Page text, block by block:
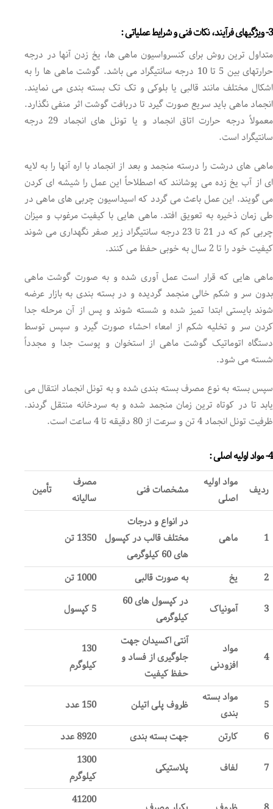
3- ویژگیهای فرآیند، نکات فنی و شرایط عملیاتی :
متداول ترین روش برای کنسرواسیون ماهی ها، یخ زدن آنها در درجه
حرارتهای بین 5 تا 10 درجه سانتیگراد می باشد. گوشت ماهی ها را به
اشکال مختلف مانند قالبی یا بلوکی و تک تک بسته بندی می نمایند.
انجماد ماهی باید سریع صورت گیرد تا دربافت گوشت اثر منفی نگذارد.
معمولاً درجه حرارت اتاق انجماد و یا تونل های انجماد 29 درجه
سانتیگراد است.
ماهی های درشت را درسته منجمد و بعد از انجماد با اره آنها را به لایه
ای از آب یخ زده می پوشانند که اصطلاحاً این عمل را شیشه ای کردن
می گویند. این عمل باعث می گردد که اسیداسیون چربی های ماهی در
طی زمان ذخیره به تعویق افتد. ماهی هایی با کیفیت مرغوب و میزان
چربی کم که در 21 تا 23 درجه سانتیگراد زیر صفر نگهداری می شوند
کیفیت خود را تا 2 سال به خوبی حفظ می کنند.
ماهی هایی که قرار است عمل آوری شده و به صورت گوشت ماهی
بدون سر و شکم خالی منجمد گردیده و در بسته بندی به بازار عرضه
شوند بایستی ابتدا تمیز شده و شسته شوند و پس از آن مرحله جدا
کردن سر و تخلیه شکم از امعاء احشاء صورت گیرد و سپس توسط
دستگاه اتوماتیک گوشت ماهی از استخوان و پوست جدا و مجدداً
شسته می شود.
سپس بسته به نوع مصرف بسته بندی شده و به تونل انجماد انتقال می
یابد تا در کوتاه ترین زمان منجمد شده و به سردخانه منتقل گردند.
ظرفیت تونل انجماد 4 تن و سرعت از 80 دقیقه تا 4 ساعت است.
4- مواد اولیه اصلی :
ردیف
مواد اولیه
اصلی
مشخصات فنی
مصرف
سالیانه
تأمین
1 ماهی
در انواع و درجات
مختلف قالب در کپسول
های 60 کیلوگرمی
1350 تن
2 یخ به صورت قالبی
1000 تن
3
آمونیاک
در کپسول های 60
کیلوگرمی
5 کپسول
4
مواد
افزودنی
آنتی اکسیدان جهت
جلوگیری از فساد و
حفظ کیفیت
130
کیلوگرم
5
مواد بسته
بندی
ظروف پلی اتیلن
150 عدد
6
کارتن جهت بسته بندی
8920 عدد
7
لفاف پلاستیکی
1300
کیلوگرم
41200